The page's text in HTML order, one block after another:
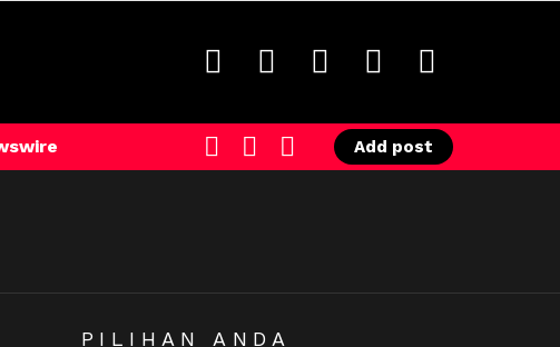
SWITCHSEARCHLOGIN
Add post
PILIHAN ANDA